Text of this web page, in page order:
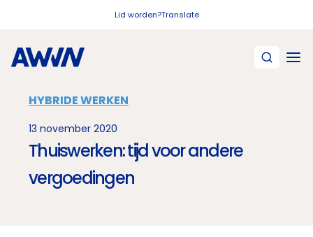
Lid worden?Translate
HYBRIDE WERKEN
13 november 2020
Thuiswerken: tijd voor andere
vergoedingen